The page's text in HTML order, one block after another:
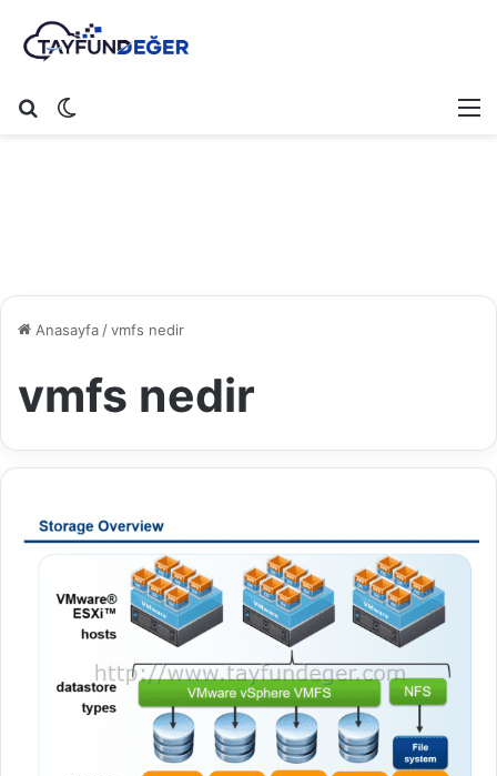
Arama yap ...
Anasayfa/vmfs nedir
vmfs nedir